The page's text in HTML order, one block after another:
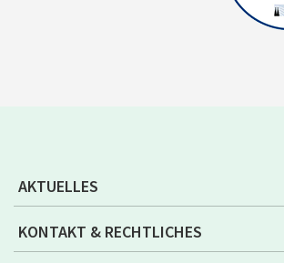
AKTUELLES
KONTAKT & RECHTLICHES